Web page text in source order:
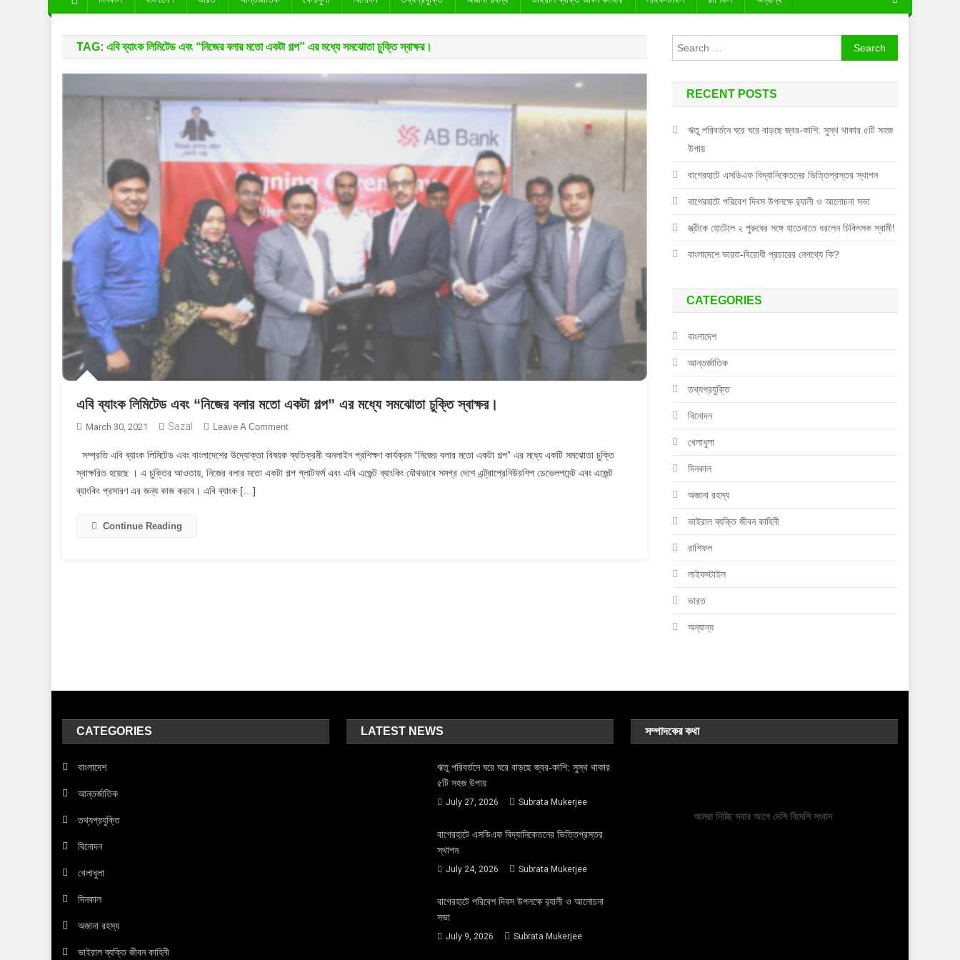
TAG: এবি ব্যাংক লিমিটেড এবং “নিজের বলার মতো একটা গল্প” এর মধ্যে সমঝোতা চুক্তি স্বাক্ষর।
এবি ব্যাংক লিমিটেড এবং “নিজের বলার মতো একটা গল্প” এর মধ্যে সমঝোতা চুক্তি স্বাক্ষর।
March 30, 2021 Sazal Leave A CommentOn
ব্যাংক
লিমিটেড
স্বাক্ষরিত হয়েছে । এ চুক্তির আওতায়, নিজের বলার মতো একটা গল্প প্লাটফর্ম এবং এবি এজেন্ট ব্যাংকিং যৌথভাবে সমগ্র দেশে এন্ট্রাপ্রেনিউরশিপ ডেভেলপমেন্ট এবং এজেন্ট
ব্যাংকিং প্রসারণ এর জন্য কাজ করবে। এবি ব্যাংক […]
Continue Reading
Search
for:
RECENT POSTS
ঋতু পরিবর্তনে ঘরে ঘরে বাড়ছে জ্বর-কাশি: সুস্থ থাকার ৫টি সহজ
উপায়
বাগেরহাটে এসডিএফ বিদ্যানিকেতনের ভিত্তিপ্রস্তর স্থাপন
বাগেরহাটে পরিবেশ দিবস উপলক্ষে র‌্যালী ও আলোচনা সভা
স্ত্রীকে হোটেলে ২ পুরুষের সঙ্গে হাতেনাতে ধরলেন চিকিৎসক স্বামী!
বাংলাদেশে ভারত-বিরোধী প্রচারের নেপথ্যে কি?
CATEGORIES
বাংলাদেশ
আন্তর্জাতিক
তথ্যপ্রযুক্তি
বিনোদন
খেলাধুলা
দিনকাল
অজানা রহস্য
ভাইরাল ব্যক্তি জীবন কাহিনী
রাশিফল
লাইফস্টাইল
ভারত
অন্যান্য
CATEGORIES
বাংলাদেশ
আন্তর্জাতিক
তথ্যপ্রযুক্তি
বিনোদন
খেলাধুলা
দিনকাল
অজানা রহস্য
ভাইরাল ব্যক্তি জীবন কাহিনী
LATEST NEWS
ঋতু পরিবর্তনে ঘরে ঘরে বাড়ছে জ্বর-কাশি: সুস্থ থাকার
৫টি সহজ উপায়
July 27, 2026 Subrata Mukerjee
বাগেরহাটে এসডিএফ বিদ্যানিকেতনের ভিত্তিপ্রস্তর
স্থাপন
July 24, 2026 Subrata Mukerjee
বাগেরহাটে পরিবেশ দিবস উপলক্ষে র‌্যালী ও আলোচনা
সভা
July 9, 2026 Subrata Mukerjee
সম্পাদকের কথা
আমরা দিচ্ছি সবার আগে দেশি বিদেশি সংবাদ